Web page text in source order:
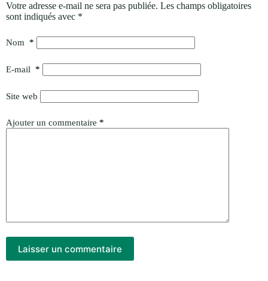
Votre adresse e-mail ne sera pas publiée. Les champs obligatoires
sont indiqués avec *
Nom *
E-mail *
Site web
Ajouter un commentaire *
Laisser un commentaire